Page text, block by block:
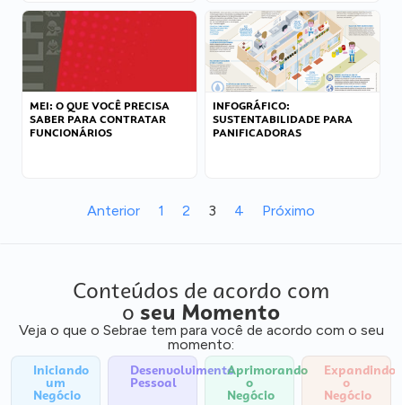
MEI: O QUE VOCÊ PRECISA
SABER PARA CONTRATAR
FUNCIONÁRIOS
INFOGRÁFICO:
SUSTENTABILIDADE PARA
PANIFICADORAS
Anterior 1 2 3 4 Próximo
Conteúdos de acordo com
o seu Momento
Veja o que o Sebrae tem para você de acordo com o seu
momento:
Iniciando
um
Negócio
Desenvolvimento
Pessoal
Aprimorando
o
Negócio
Expandindo
o
Negócio